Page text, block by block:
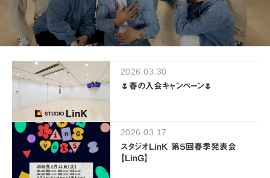
2026.03.30
🌷春の入会キャンペーン🌷
2026.03.17
スタジオLinK 第５回春季発表会
【LinG】